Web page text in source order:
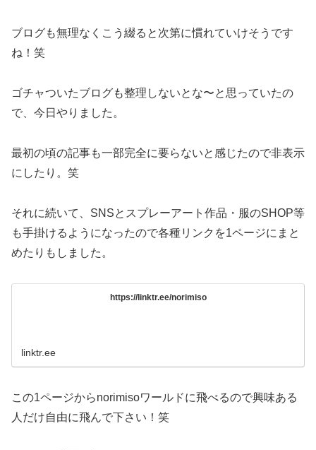
ブログも無理なくこう綴ると次第に慣れていけそうです
ね！笑
ゴチャついたブログも整理しないとな〜と思っていたの
で、今日やりました。
最初の頃の記事も一部完全に要らないと感じたので非表示
にしたり。笑
それに続いて、SNSとスプレーアート作品・服のSHOP等
も手掛けるようになったので各種リンクを1ページにまと
めたりもしました。
https://linktr.ee/norimiso
linktr.ee
この1ページからnorimisoワールドに飛べるので興味ある
人だけ自由に飛んで下さい！笑